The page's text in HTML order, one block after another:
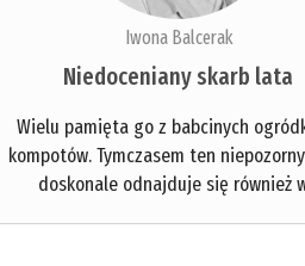
Iwona Balcerak
Niedoceniany skarb lata
Wielu pamięta go z babcinych
kompotów. Tymczasem ten
doskonale odnajduje się również